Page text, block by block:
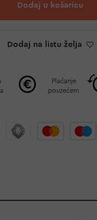
Dodaj u košaricu
Dodaj na listu želja
Plaćanje
pouzećem